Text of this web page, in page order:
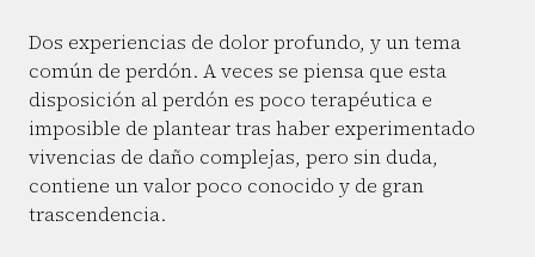
Dos experiencias de dolor profundo, y un tema
común de perdón. A veces se piensa que esta
disposición al perdón es poco terapéutica e
imposible de plantear tras haber experimentado
vivencias de daño complejas, pero sin duda,
contiene un valor poco conocido y de gran
trascendencia.